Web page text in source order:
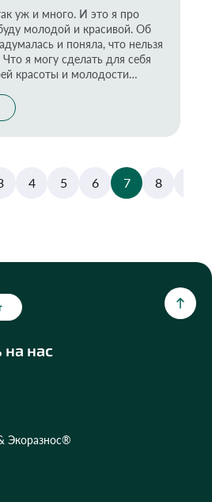
уж и много. И это я про
молодой и красивой. Об
и поняла, что нельзя
я могу сделать для себя
красоты и молодости
4 5 6 7 8
нас
Экоразнос®